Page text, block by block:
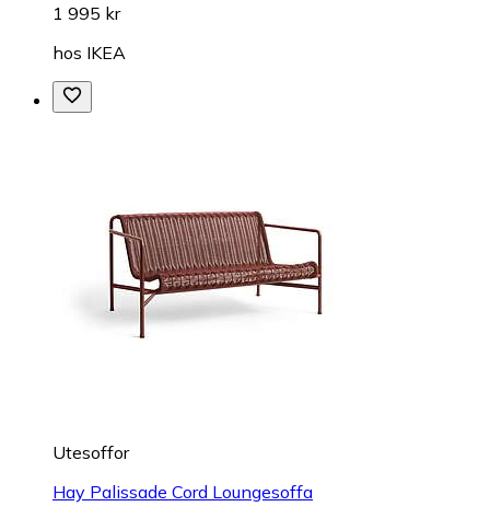
1 995 kr
hos IKEA
Utesoffor
Hay Palissade Cord Loungesoffa